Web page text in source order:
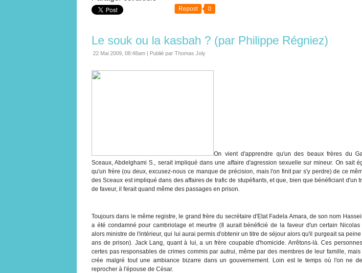
Repost 0
Le souk ou la kasbah ? (par Philippe Régniez)
22 Mai 2009, 08:48am | Publié par Thomas Joly
On vient d'apprendre qu'un des beaux frères du
Sceaux, Abdelghami S., serait impliqué dans une affaire d'agression sexuelle sur mineur. On sait
qu'un frère (ou deux, excusez-nous ce manque de précision, mais l'on finit par s'y perdre) de ce
des Sceaux est impliqué dans des affaires de trafic de stupéfiants, et que, bien que bénéficiant d'un
de faveur, il ferait quand même des passages en prison.
Toujours dans le même registre, le grand frère du secrétaire d'Etat Fadela Amara, de son nom
a été condamné pour cambriolage et meurtre (Il aurait bénéficié de la faveur d'un certain Nicolas
alors ministre de l'intérieur, qui lui aurai permis d'obtenir un titre de séjour alors qu'il purgeait sa peine
ans de prison). Jack Lang, quant à lui, a un frère coupable d'homicide. Arrêtons-là. Ces
certes pas responsables de crimes commis par autrui, même par des membres de leur famille, mais
crée malgré tout une ambiance bizarre dans un gouvernement. Loin est le temps où l'on ne
reprocher à l'épouse de César.